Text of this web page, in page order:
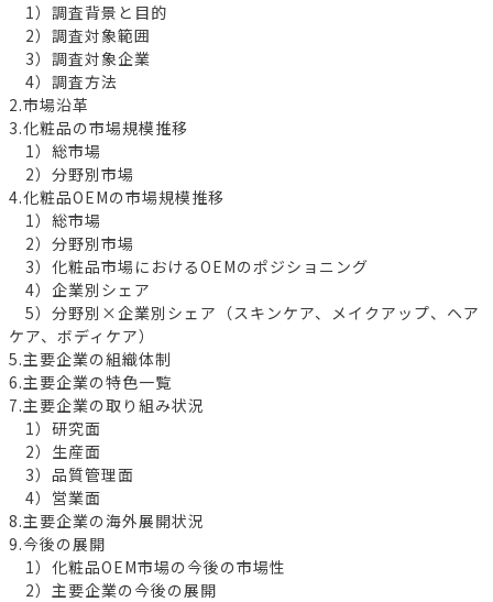
1）調査背景と目的
2）調査対象範囲
3）調査対象企業
4）調査方法
2.市場沿革
3.化粧品の市場規模推移
1）総市場
2）分野別市場
4.化粧品OEMの市場規模推移
1）総市場
2）分野別市場
3）化粧品市場におけるOEMのポジショニング
4）企業別シェア
5）分野別×企業別シェア（スキンケア、メイクアップ、ヘア
ケア、ボディケア）
5.主要企業の組織体制
6.主要企業の特色一覧
7.主要企業の取り組み状況
1）研究面
2）生産面
3）品質管理面
4）営業面
8.主要企業の海外展開状況
9.今後の展開
1）化粧品OEM市場の今後の市場性
2）主要企業の今後の展開